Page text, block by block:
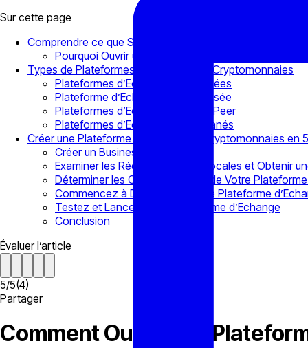
Sur cette page
Comprendre ce que Sont les Plateformes d’Echange de
Pourquoi Ouvrir une Bourse de Cryptomonnaies ?
Types de Plateformes d’Echanges de Cryptomonnaies
Plateformes d’Echange Centralisées
Plateforme d’Echange décentralisée
Plateformes d’Echange Peer-to-Peer
Plateformes d’Echanges instantanés
Créer une Plateforme d’Echange de Cryptomonnaies en
Créer un Business Plan
Examiner les Réglementations Locales et Obtenir
Déterminer les Caractéristiques de Votre
Commencez à Développer Votre Plateforme
Testez et Lancez Votre Plateforme d’Echange
Conclusion
Évaluer l’article
5/5(4)
Partager
Comment Ouvrir une